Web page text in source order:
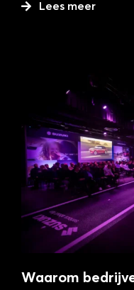
Lees meer
Waarom